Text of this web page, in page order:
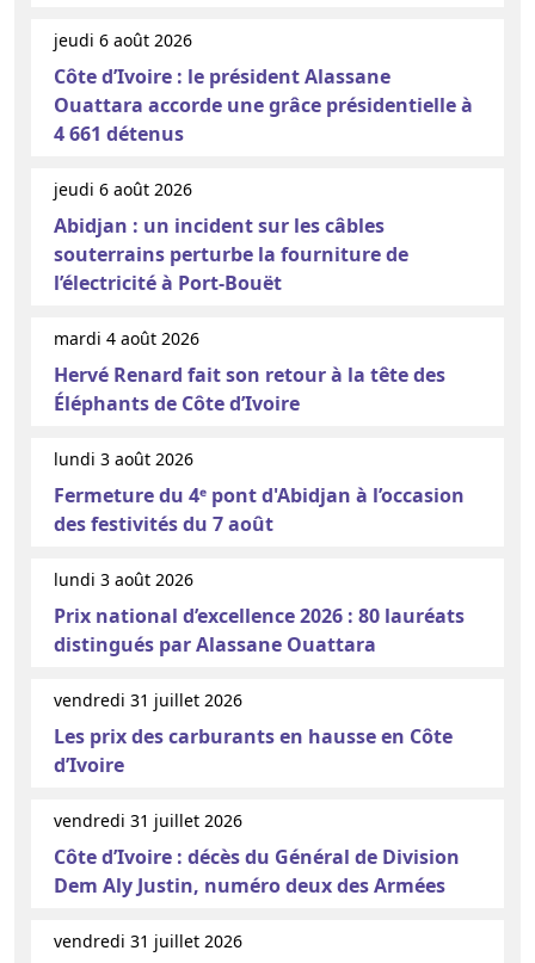
jeudi 6 août 2026
Côte d’Ivoire : le président Alassane
Ouattara accorde une grâce présidentielle à
4 661 détenus
jeudi 6 août 2026
Abidjan : un incident sur les câbles
souterrains perturbe la fourniture de
l’électricité à Port-Bouët
mardi 4 août 2026
Hervé Renard fait son retour à la tête des
Éléphants de Côte d’Ivoire
lundi 3 août 2026
Fermeture du 4ᵉ pont d'Abidjan à l’occasion
des festivités du 7 août
lundi 3 août 2026
Prix national d’excellence 2026 : 80 lauréats
distingués par Alassane Ouattara
vendredi 31 juillet 2026
Les prix des carburants en hausse en Côte
d’Ivoire
vendredi 31 juillet 2026
Côte d’Ivoire : décès du Général de Division
Dem Aly Justin, numéro deux des Armées
vendredi 31 juillet 2026